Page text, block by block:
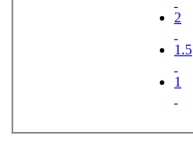
2
1.5
1